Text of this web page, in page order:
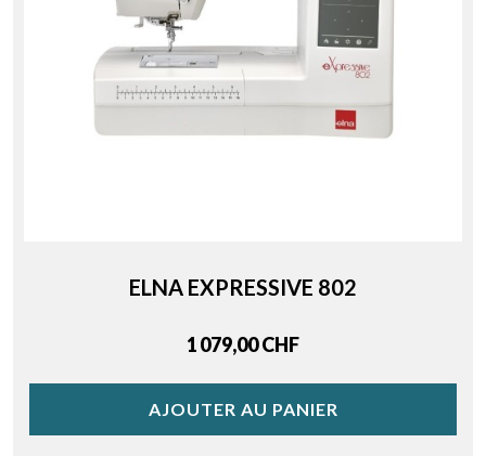
ELNA EXPRESSIVE 802
Price
1 079,00 CHF
AJOUTER AU PANIER